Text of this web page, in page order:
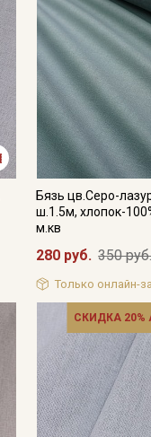
Бязь цв.Серо-
ш.1.5м, хлопок-
м.кв
280 руб. 350
Только онлайн-
СКИДКА 20%